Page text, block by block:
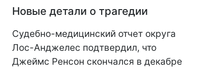
Новые детали о трагедии
Судебно-медицинский отчет округа
Лос-Анджелес подтвердил, что
Джеймс Ренсон скончался в декабре